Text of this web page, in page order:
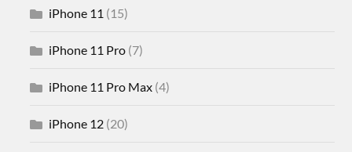
iPhone 11 (15)
iPhone 11 Pro (7)
iPhone 11 Pro Max (4)
iPhone 12 (20)